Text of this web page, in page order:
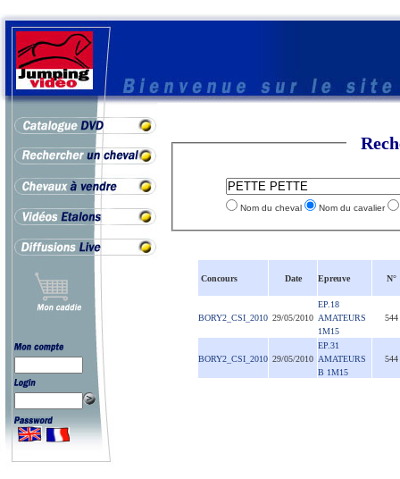
Nom du cheval Nom du cavalier
Concours Date Epreuve N°
BORY2_CSI_2010 29/05/2010
EP.18
AMATEURS
1M15
544
BORY2_CSI_2010 29/05/2010
EP.31
AMATEURS
B 1M15
544